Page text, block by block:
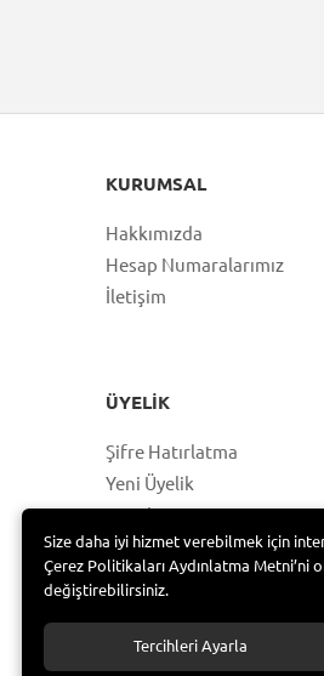
KURUMSAL
Hakkımızda
Hesap Numaralarımız
İletişim
ÜYELIK
Şifre Hatırlatma
Yeni Üyelik
Hesabım
Üye Girişi
Size daha iyi hizmet verebilmek için
Çerez Politikaları Aydınlatma
değiştirebilirsiniz.
Tercihleri Ayarla